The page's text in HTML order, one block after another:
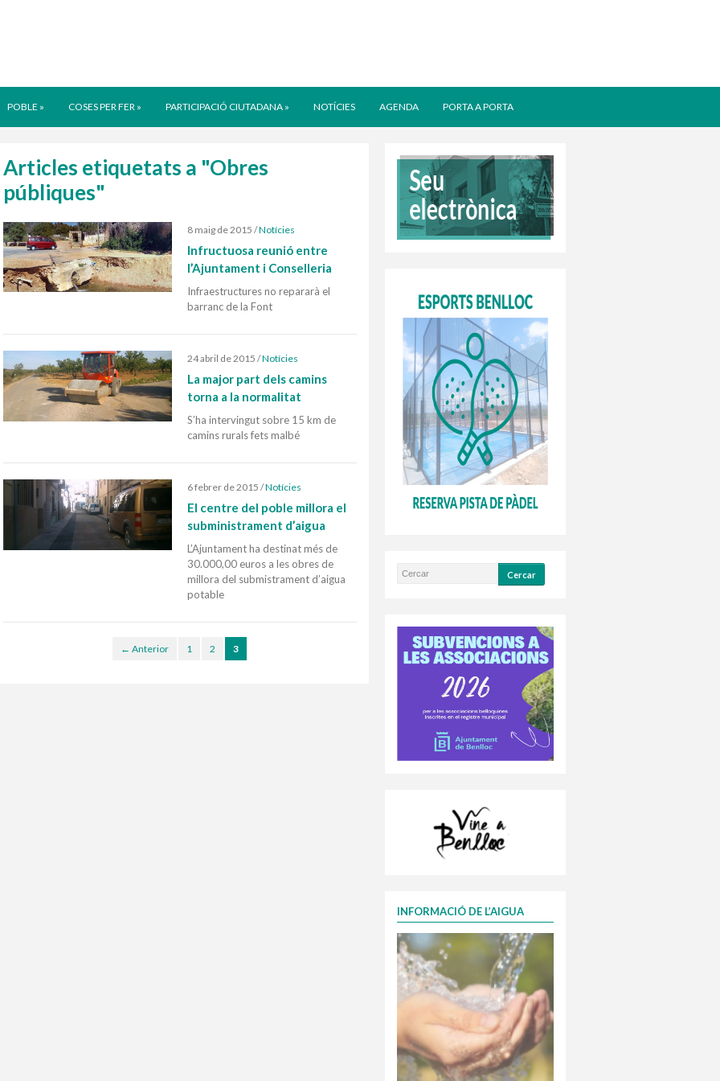
POBLE » COSES PER FER » PARTICIPACIÓ CIUTADANA » NOTÍCIES AGENDA PORTA A PORTA
Articles etiquetats a "Obres
públiques"
8 maig de 2015 /Notícies
Infructuosa reunió entre
l’Ajuntament i Conselleria
Infraestructures no repararà el
barranc de la Font
24 abril de 2015 /Notícies
La major part dels camins
torna a la normalitat
S’ha intervingut sobre 15 km de
camins rurals fets malbé
6 febrer de 2015 /Notícies
El centre del poble millora el
subministrament d’aigua
L’Ajuntament ha destinat més de
30.000,00 euros a les obres de
millora del submistrament d’aigua
potable
← Anterior 1 2 3
INFORMACIÓ DE L’AIGUA